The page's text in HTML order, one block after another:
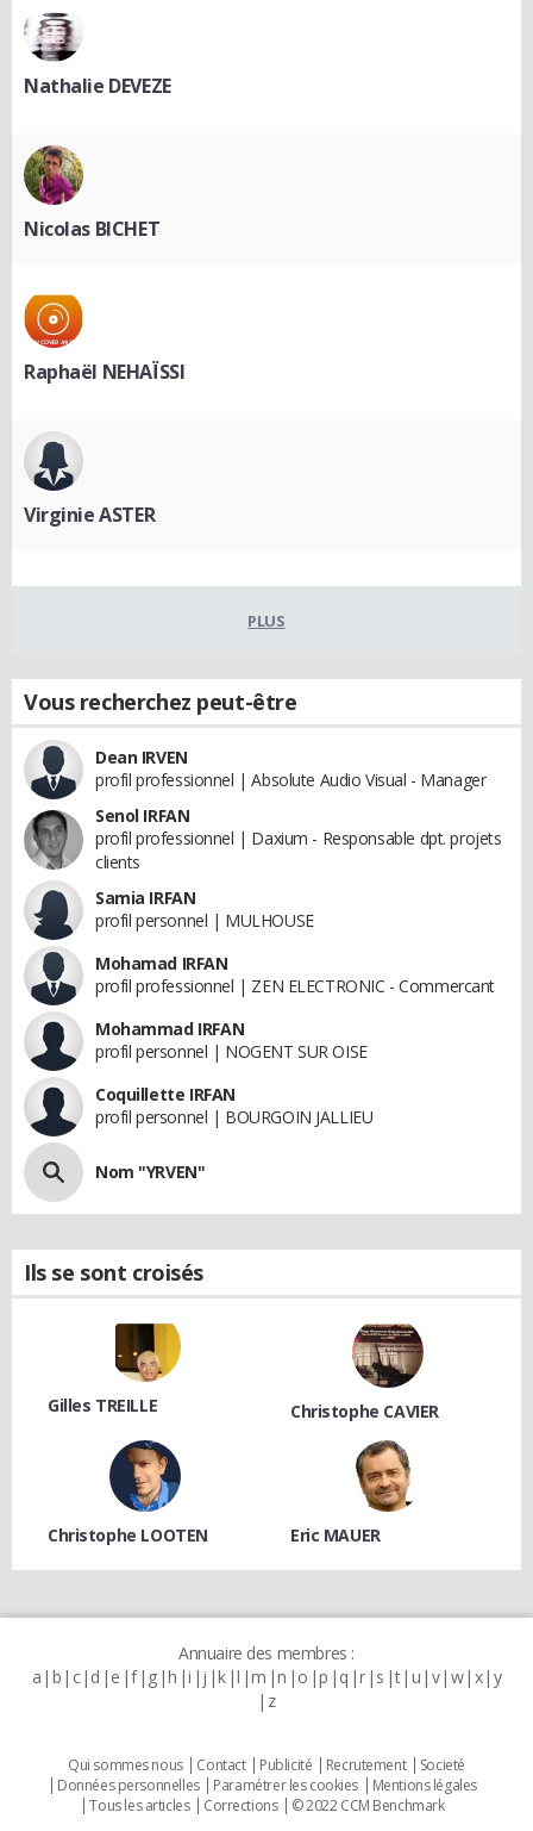
Nathalie DEVEZE
Nicolas BICHET
Raphaël NEHAÏSSI
Virginie ASTER
PLUS
Vous recherchez peut-être
Dean IRVEN
profil professionnel | Absolute Audio Visual - Manager
Senol IRFAN
profil professionnel | Daxium - Responsable dpt. projets
clients
Samia IRFAN
profil personnel | MULHOUSE
Mohamad IRFAN
profil professionnel | ZEN ELECTRONIC - Commercant
Mohammad IRFAN
profil personnel | NOGENT SUR OISE
Coquillette IRFAN
profil personnel | BOURGOIN JALLIEU
Nom "YRVEN"
Ils se sont croisés
Gilles TREILLE Christophe CAVIER
Christophe LOOTEN Eric MAUER
Annuaire des membres :
a b c d e f g h i j k l m n o p q r s t u v w x y
z
Qui sommes nous Contact Publicité Recrutement
Societé
Données personnelles
Paramétrer les cookies
Mentions légales
Tous les articles
Corrections © 2022 CCM Benchmark